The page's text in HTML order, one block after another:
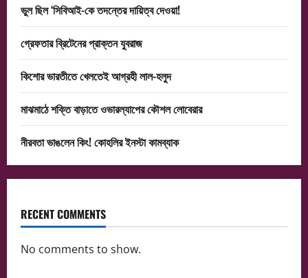
ভুল ছিল ‘সিবিআই-কে তদন্তের দায়িত্ব দেওয়া!
গ্রেফতার ব্রিটেনের প্রাক্তন যুবরাজ
কিশোর ভারতীতে খেলতেই আগ্রহী লাল-হলুদ
মাঝমাঠে শক্তি বাড়াতে ওভারল্যাপের কৌশল লোবেরার
নীরবতা ভাঙলেন কিং! কোহলির ইনস্টা কামব্যাক
RECENT COMMENTS
No comments to show.